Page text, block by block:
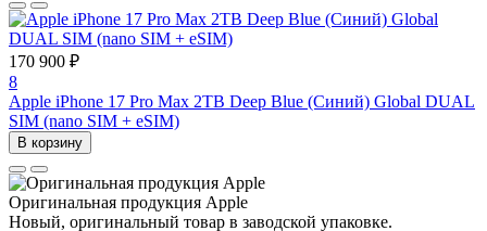
170 900 ₽
8
Apple iPhone 17 Pro Max 2TB Deep Blue (Синий) Global DUAL
SIM (nano SIM + eSIM)
В корзину
Оригинальная продукция Apple
Новый, оригинальный товар в заводской упаковке.